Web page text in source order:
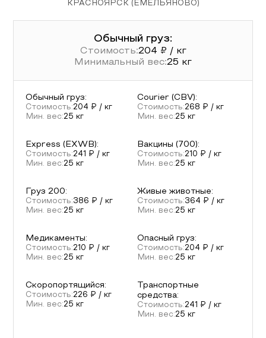
КРАСНОЯРСК (ЕМЕЛЬЯНОВО)
Обычный груз:
Стоимость:204 ₽ / кг
Минимальный вес:25 кг
Обычный груз:
Стоимость:204 ₽ / кг
Мин. вес:25 кг
Courier (CBV):
Стоимость:268 ₽ / кг
Мин. вес:25 кг
Express (EXWB):
Стоимость:241
₽ / кг
Мин. вес:25 кг
Вакцины (700):
Стоимость:210 ₽ / кг
Мин. вес:25 кг
Груз 200:
Стоимость:386 ₽ / кг
Мин. вес:25 кг
Живые животные:
Стоимость:364 ₽ / кг
Мин. вес:25 кг
Медикаменты:
Стоимость:210 ₽ / кг
Мин. вес:25 кг
Опасный груз:
Стоимость:204 ₽ / кг
Мин. вес:25 кг
Скоропортящийся:
Стоимость:226 ₽ / кг
Мин. вес:25 кг
Транспортные
средства:
Стоимость:241
₽ / кг
Мин. вес:25 кг